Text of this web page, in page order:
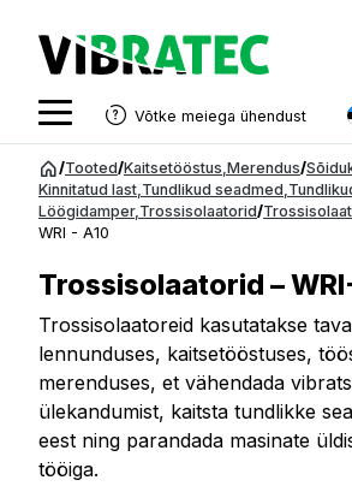
Hüppa
juurde
Võtke meiega ühendust
/Tooted/Kaitsetööstus Merendus/
Kinnitatud last Tundlikud seadmed
Löögidamper, Trossisolaatorid/
WRI - A10
Trossisolaatorid –
Trossisolaatoreid kasutatakse
lennunduses, kaitsetööstuses,
merenduses, et vähendada
ülekandumist, kaitsta tundlikke
eest ning parandada masinate
tööiga.